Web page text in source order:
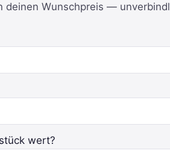
deinen Wunschpreis —
wert?